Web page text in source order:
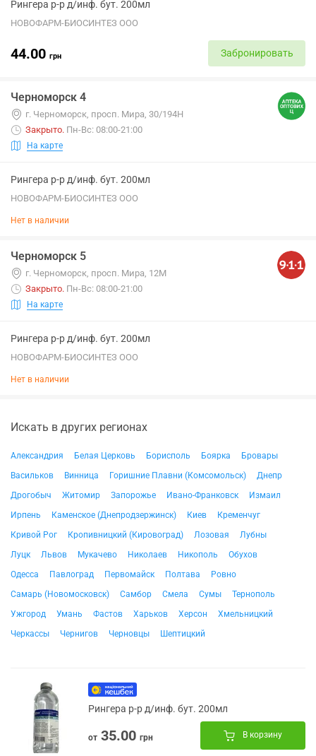
Рингера р-р д/инф. бут. 200мл
НОВОФАРМ-БИОСИНТЕЗ ООО
44.00 грн Забронировать
Черноморск 4
г. Черноморск, просп. Мира, 30/194Н
Закрыто. Пн-Вс: 08:00-21:00
На карте
Рингера р-р д/инф. бут. 200мл
НОВОФАРМ-БИОСИНТЕЗ ООО
Нет в наличии
Черноморск 5
г. Черноморск, просп. Мира, 12М
Закрыто. Пн-Вс: 08:00-21:00
На карте
Рингера р-р д/инф. бут. 200мл
НОВОФАРМ-БИОСИНТЕЗ ООО
Нет в наличии
Искать в других регионах
Александрия Белая Церковь Борисполь Боярка
Бровары
Васильков
Винница Горишние Плавни (Комсомольск)
Днепр
Дрогобыч
Житомир Запорожье Ивано-Франковск
Измаил
Ирпень
Каменское (Днепродзержинск) Киев
Кременчуг
Кривой Рог
Кропивницкий (Кировоград) Лозовая
Лубны
Луцк
Львов Мукачево Николаев Никополь
Обухов
Одесса
Павлоград Первомайск Полтава
Ровно
Самарь (Новомосковск)
Самбор Смела Сумы
Тернополь
Ужгород
Умань Фастов Харьков Херсон
Хмельницкий
Черкассы
Чернигов Черновцы Шептицкий
Рингера р-р д/инф. бут. 200мл
от 35.00 грн В корзину